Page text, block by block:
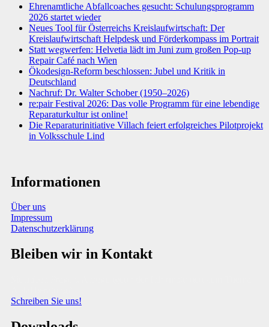
Ehrenamtliche Abfallcoaches gesucht: Schulungsprogramm
2026 startet wieder
Neues Tool für Österreichs Kreislaufwirtschaft: Der
Kreislaufwirtschaft Helpdesk und Förderkompass im Portrait
Statt wegwerfen: Helvetia lädt im Juni zum großen Pop-up
Repair Café nach Wien
Ökodesign-Reform beschlossen: Jubel und Kritik in
Deutschland
Nachruf: Dr. Walter Schober (1950–2026)
re:pair Festival 2026: Das volle Programm für eine lebendige
Reparaturkultur ist online!
Die Reparaturinitiative Villach feiert erfolgreiches Pilotprojekt
in Volksschule Lind
Informationen
Über uns
Impressum
Datenschutzerklärung
Bleiben wir in Kontakt
Schreiben Sie uns!